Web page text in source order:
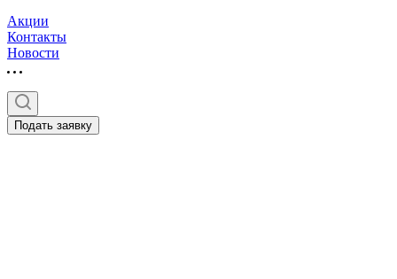
Акции
Контакты
Новости
Подать заявку